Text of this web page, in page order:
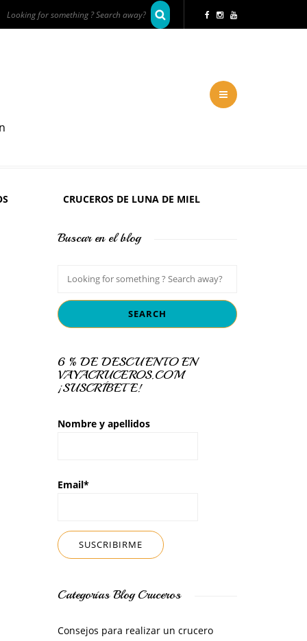
CRUCEROS DE LUNA DE MIEL
Buscar en el blog
6 % DE DESCUENTO EN
VAYACRUCEROS.COM
¡SUSCRÍBETE!
Nombre y apellidos
Email*
Categorías Blog Cruceros
Consejos para realizar un crucero